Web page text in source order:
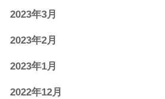
2023年3月
2023年2月
2023年1月
2022年12月